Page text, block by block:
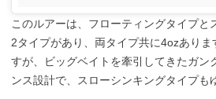
このルアーは、フローティングタイプと
2タイプがあり、両タイプ共に4ozありま
すが、ビッグベイトを牽引してきたガン
ンス設計で、スローシンキングタイプも